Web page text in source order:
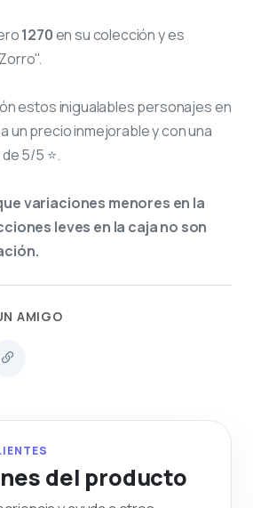
1270en su colección y es
estos inigualables personajes en
un precio inmejorable y con una
5/5 ⭐.
variaciones menores en la
leves en la caja no son
AMIGO
del producto